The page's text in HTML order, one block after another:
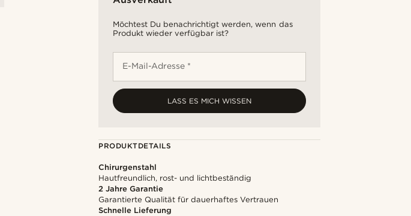
Möchtest Du benachrichtigt werden, wenn das
Produkt wieder verfügbar ist?
E-Mail-Adresse *
LASS ES MICH WISSEN
PRODUKTDETAILS
Chirurgenstahl
Hautfreundlich, rost- und lichtbeständig
2 Jahre Garantie
Garantierte Qualität für dauerhaftes Vertrauen
Schnelle Lieferung